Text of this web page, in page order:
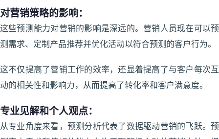
对营销策略的影响：
这些预测能力对营销的影响是深远的。营销人员现在可以预
测需求、定制产品推荐并优化活动以符合预测的客户行为。
这不仅提高了营销工作的效率，还显着提高了与客户每次互
动的相关性和影响力，从而提高了转化率和客户满意度。
专业见解和个人观点：
从专业角度来看，预测分析代表了数据驱动营销的飞跃。预